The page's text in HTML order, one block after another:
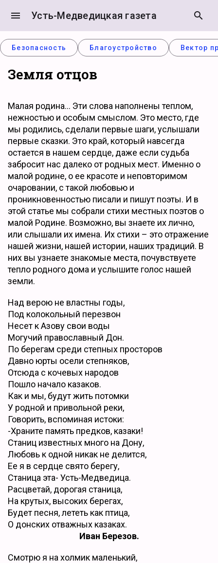
menu Усть-Медведицкая газета search
Безопасность Благоустройство Вектор
Земля отцов
Малая родина… Эти слова наполнены теплом,
нежностью и особым смыслом. Это место, где
мы родились, сделали первые шаги, услышали
первые сказки. Это край, который навсегда
остается в нашем сердце, даже если судьба
забросит нас далеко от родных мест. Именно о
малой родине, о ее красоте и неповторимом
очаровании, с такой любовью и
проникновенностью писали и пишут поэты. И в
этой статье мы собрали стихи местных поэтов о
малой Родине. Возможно, вы знаете их лично,
или слышали их имена. Их стихи – это отражение
нашей жизни, нашей истории, наших традиций. В
них вы узнаете знакомые места, почувствуете
тепло родного дома и услышите голос нашей
земли.
Над верою не властны годы,
Под колокольный перезвон
Несет к Азову свои воды
Могучий православный Дон.
По берегам среди степных просторов
Давно юрты осели степняков,
Отсюда с кочевых народов
Пошло начало казаков.
Как и мы, будут жить потомки
У родной и привольной реки,
Говорить, вспоминая истоки:
-Храните память предков, казаки!
Станиц известных много на Дону,
Любовь к одной никак не делится,
Ее я в сердце свято берегу,
Станица эта- Усть-Медведица.
Расцветай, дорогая станица,
На крутых, высоких берегах,
Будет песня, лететь как птица,
О донских отважных казаках.
Иван Березов.
Смотрю я на холмик маленький,